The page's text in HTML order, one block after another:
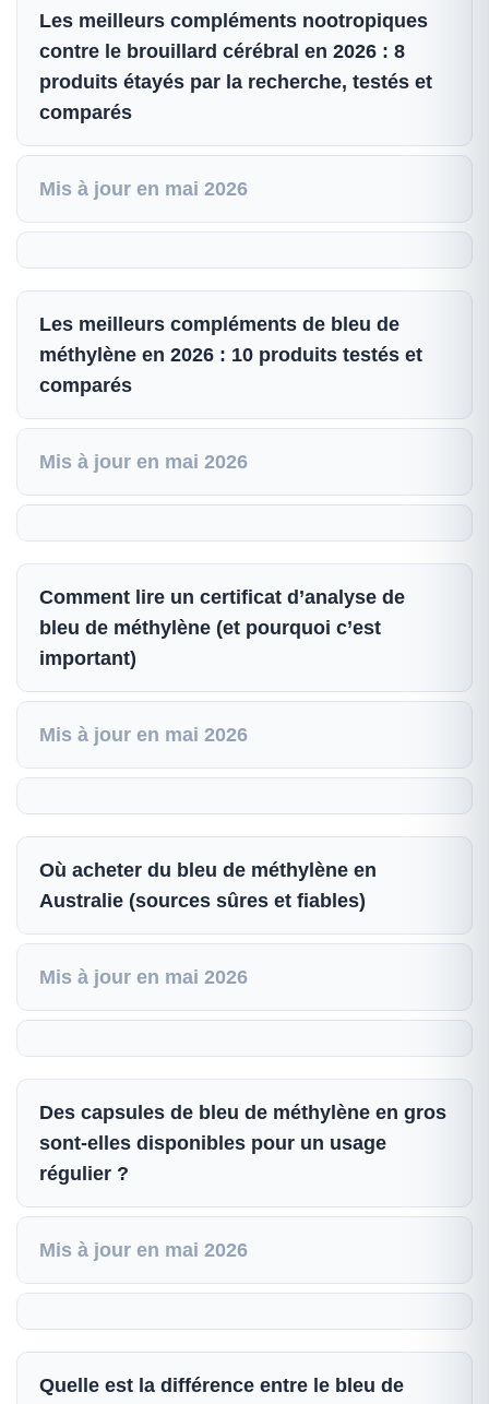
Les meilleurs compléments nootropiques
contre le brouillard cérébral en 2026 : 8
produits étayés par la recherche, testés et
comparés
Mis à jour en mai 2026
Les meilleurs compléments de bleu de
méthylène en 2026 : 10 produits testés et
comparés
Mis à jour en mai 2026
Comment lire un certificat d’analyse de
bleu de méthylène (et pourquoi c’est
important)
Mis à jour en mai 2026
Où acheter du bleu de méthylène en
Australie (sources sûres et fiables)
Mis à jour en mai 2026
Des capsules de bleu de méthylène en gros
sont-elles disponibles pour un usage
régulier ?
Mis à jour en mai 2026
Quelle est la différence entre le bleu de